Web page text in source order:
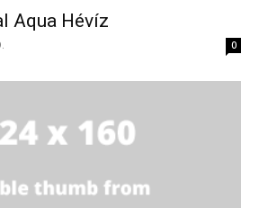
Aqua Hévíz
0